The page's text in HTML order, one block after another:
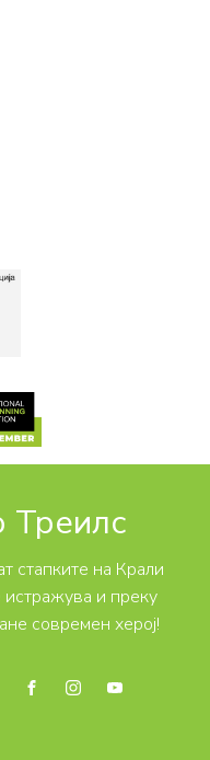
Треилс
стапките на Крали
и преку
современ херој!